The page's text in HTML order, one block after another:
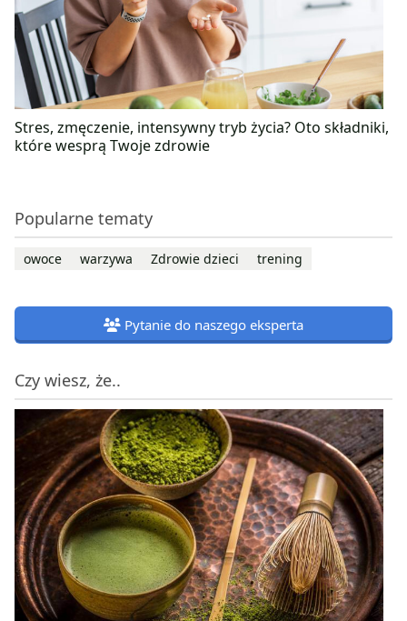
Stres, zmęczenie, intensywny tryb życia? Oto składniki,
które wesprą Twoje zdrowie
Popularne tematy
owoce warzywa Zdrowie dzieci trening
Pytanie do naszego eksperta
Czy wiesz, że..